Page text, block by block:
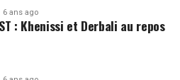
6 ans ago
: Khenissi et Derbali au repos